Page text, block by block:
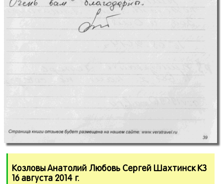
Козловы Анатолий Любовь Сергей Шахтинск КЗ
16 августа 2014 г.